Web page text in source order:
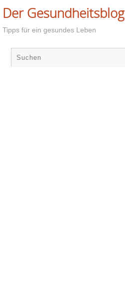
Der Gesundheitsblog
Tipps für ein gesundes Leben